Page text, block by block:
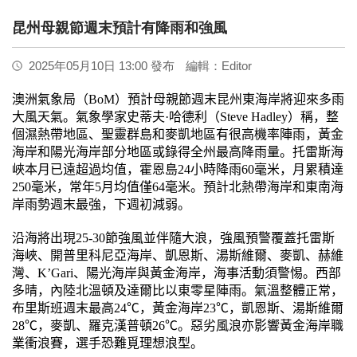
昆州母親節週末預計有降雨和強風
2025年05月10日 13:00 發布 編輯：Editor
澳洲氣象局（BoM）預計母親節週末昆州東海岸將迎來多雨
大風天氣。氣象學家史蒂夫·哈德利（Steve Hadley）稱，整
個濕熱帶地區、聖靈群島和麥凱地區有很高機率陣雨，黃金
海岸和陽光海岸部分地區或錄得全州最高降雨量。托雷斯海
峽本月已遠超過均值，霍恩島24小時降雨60毫米，月累積達
250毫米，常年5月均值僅64毫米。預計北熱帶海岸和東南海
岸雨勢週末最強，下週初減弱。
沿海將出現25-30節強風並伴隨大浪，強風預警覆蓋托雷斯
海峽、開普里科尼亞海岸、凱恩斯、湯斯維爾、麥凱、赫維
灣、 K’Gari、陽光海岸與黃金海岸，海事活動須警惕。西部
多晴，內陸北溫頓及達爾比以東零星陣雨。氣溫整體正常，
布里斯班週末最高24℃，黃金海岸23℃，凱恩斯、湯斯維爾
28℃，麥凱、羅克漢普頓26℃。惡劣風浪亦影響黃金海岸職
業衝浪賽，選手恐難覓理想浪型。